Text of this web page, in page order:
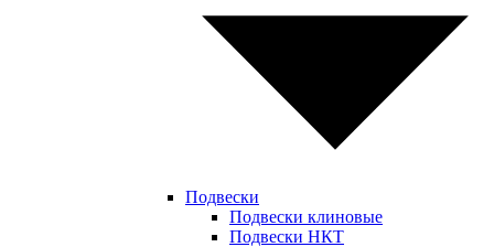
Подвески
Подвески клиновые
Подвески НКТ